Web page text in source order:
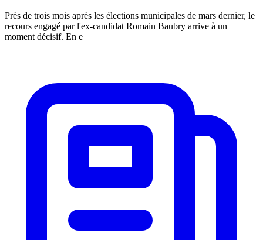
Près de trois mois après les élections municipales de mars dernier, le
recours engagé par l'ex-candidat Romain Baubry arrive à un
moment décisif. En e